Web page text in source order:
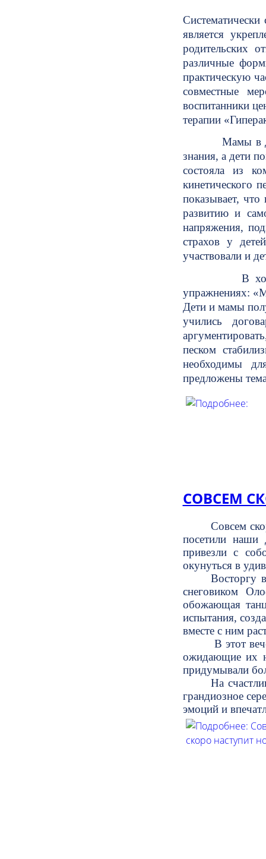
является
родительских
различные
практическую
совместные
воспитанники
терапии
Мамы в
знания, а дети
состояла из
кинетического
показывает, что
развитию и
напряжения,
страхов у
участвовали и
В ходе игры
упражнениях:
Дети и мамы
учились
песком
необходимы
предложены
СОВСЕМ
Совсем
посетили
привезли с
окунуться в
Восторгу
снеговиком
обожающая
испытания,
вместе с ним
В этот
ожидающие их
придумывали
На
грандиозное
эмоций и